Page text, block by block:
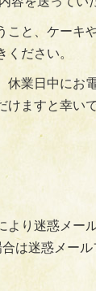
こと、ケーキ
ださい。
業日中にお
ますと幸いで
り迷惑メー
は迷惑メー